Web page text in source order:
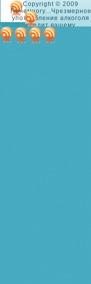
Copyright © 2009
Понемногу...Чрезмерное
употребление алкоголя
вредит вашему
здоровью